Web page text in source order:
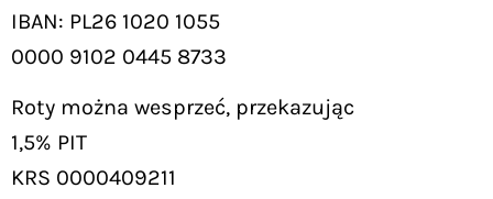
IBAN: PL26 1020 1055
0000 9102 0445 8733
Roty można wesprzeć, przekazując
1,5% PIT
KRS 0000409211